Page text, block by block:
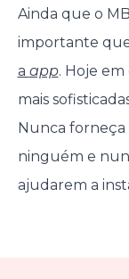
Ainda que o
importante
a app. Hoje em
mais
Nunca forneça
ninguém e
ajudarem a